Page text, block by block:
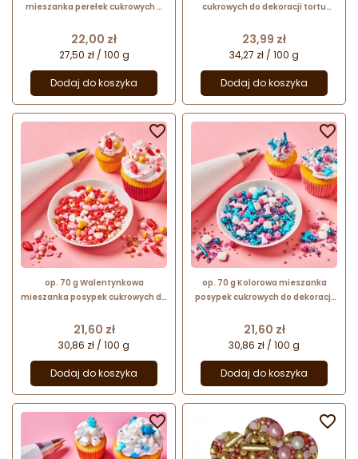
mieszanka perełek cukrowych w
dekoracyjna - Fun Cakes
Cena
22,00 zł
27,50 zł / 100 g
Dodaj do koszyka
cukrowych do dekoracji tortu
Cakes
Cena
23,99 zł
34,27 zł / 100 g
Dodaj do koszyka
op. 70 g Walentynkowa
mieszanka posypek cukrowych do
Cakes
Cena
21,60 zł
30,86 zł / 100 g
Dodaj do koszyka

op. 70 g Kolorowa mieszanka
posypek cukrowych do dekoracji
Fun Cakes
Cena
21,60 zł
30,86 zł / 100 g
Dodaj do koszyka

 